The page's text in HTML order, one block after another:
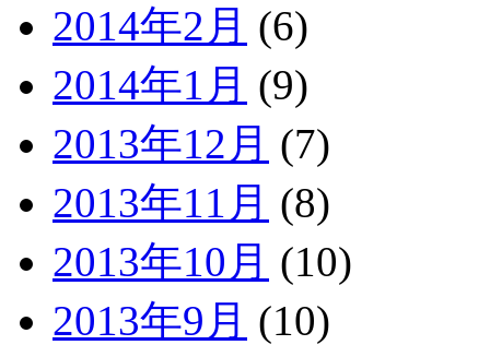
2014年2月 (6)
2014年1月 (9)
2013年12月 (7)
2013年11月 (8)
2013年10月 (10)
2013年9月 (10)